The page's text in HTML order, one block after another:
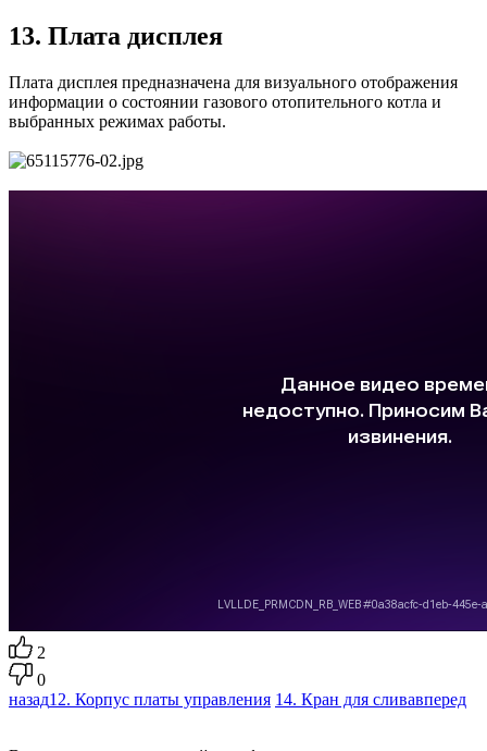
13. Плата дисплея
Плата дисплея предназначена для визуального отображения
информации о состоянии газового отопительного котла и
выбранных режимах работы.
2
0
назад12. Корпус платы управления 14. Кран для сливавперед